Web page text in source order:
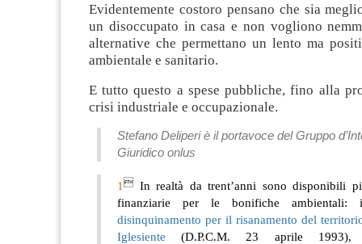
Evidentemente costoro pensano che sia
un disoccupato in casa e non vogliono
alternative che permettano un lento ma
ambientale e sanitario.
E tutto questo a spese pubbliche, fino alla
crisi industriale e occupazionale.
Stefano Deliperi è il portavoce delGruppo
Giuridico onlus
1 In realtà da trent’anni sono disponibili
finanziarie per le bonifiche ambientali:
disinquinamento per il risanamento del
Iglesiente
(D.P.C.M. 23 aprile 1993),